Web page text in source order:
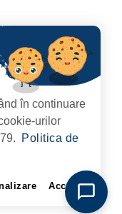
în continuare
urilor
Politica de
Accept